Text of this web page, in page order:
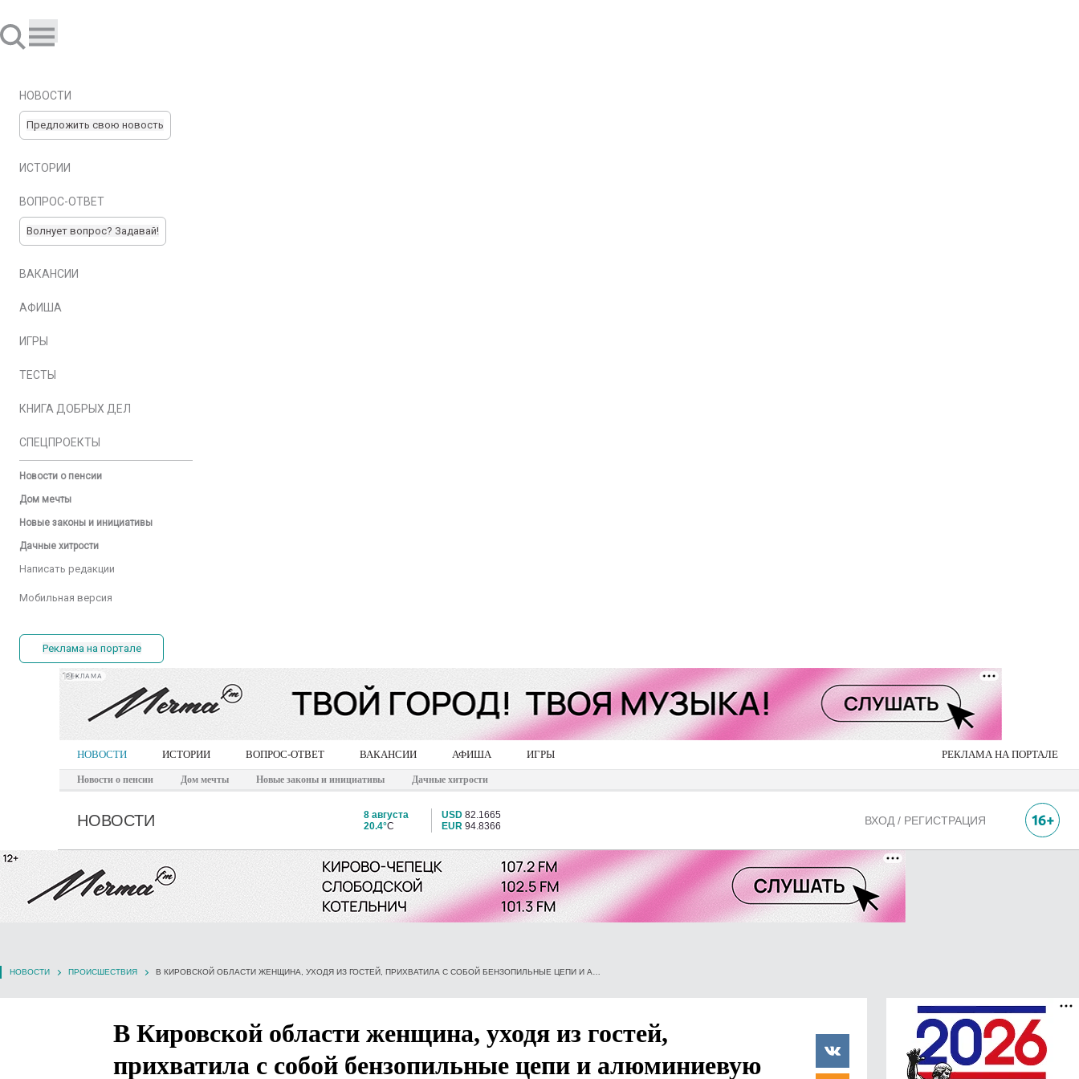
НОВОСТИ
Предложить свою новость
ИСТОРИИ
ВОПРОС-ОТВЕТ
Волнует вопрос? Задавай!
ВАКАНСИИ
АФИША
ИГРЫ
ТЕСТЫ
КНИГА ДОБРЫХ ДЕЛ
СПЕЦПРОЕКТЫ
Новости о пенсии
Дом мечты
Новые законы и инициативы
Дачные хитрости
Написать редакции
Мобильная версия
Реклама на портале
РЕКЛАМА
НОВОСТИ ИСТОРИИ ВОПРОС-ОТВЕТ ВАКАНСИИ АФИША ИГРЫ РЕКЛАМА НА ПОРТАЛЕ
Новости о пенсии Дом мечты Новые законы и инициативы Дачные хитрости
НОВОСТИ
8 августа
20.4°C
USD 82.1665
EUR 94.8366 ВХОД / РЕГИСТРАЦИЯ
НОВОСТИ ПРОИСШЕСТВИЯ
В Кировской области женщина, уходя из гостей,
прихватила с собой бензопильные цепи и алюминиевую